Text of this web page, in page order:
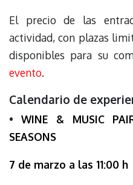
El precio de las
actividad, con plazas
disponibles para su
evento.
Calendario de
• WINE & MUSIC
SEASONS
7 de marzo a las 11:00 h